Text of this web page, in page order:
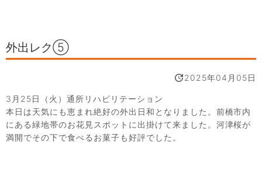
外出レク⑤
2025年04月05日
3月25日（火）通所リハビリテーション
本日は天気にも恵まれ絶好の外出日和となりました。前橋市内
にある緑地帯のお花見スポットに出掛けて来ました。河津桜が
満開でその下で食べるお菓子も好評でした。